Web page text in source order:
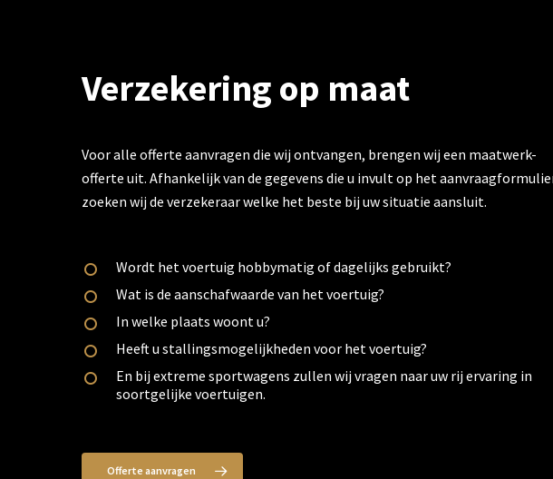
Verzekering op maat
Voor alle offerte aanvragen die wij ontvangen, brengen wij een maatwerk-
offerte uit. Afhankelijk van de gegevens die u invult op het
zoeken wij de verzekeraar welke het beste bij uw situatie aansluit.
Wordt het voertuig hobbymatig of dagelijks gebruikt?
Wat is de aanschafwaarde van het voertuig?
In welke plaats woont u?
Heeft u stallingsmogelijkheden voor het voertuig?
En bij extreme sportwagens zullen wij vragen naar uw rij ervaring in
soortgelijke voertuigen.
Offerte aanvragen